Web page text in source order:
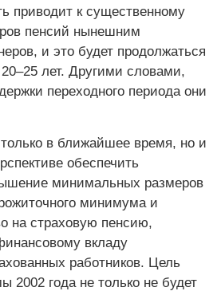
приводит к существенному
пенсий нынешним
и это будет продолжаться
лет. Другими словами,
переходного периода они
в ближайшее время, но и
обеспечить
минимальных размеров
минимума и
на страховую пенсию,
вкладу
работников. Цель
2002 года не только не будет